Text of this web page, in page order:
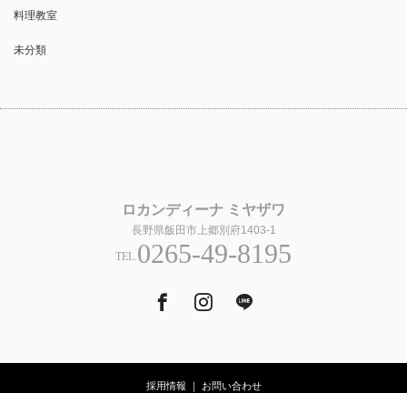
料理教室
未分類
ロカンディーナ ミヤザワ
長野県飯田市上郷別府1403-1
TEL.0265-49-8195
FacebookInstagram
採用情報 ｜ お問い合わせ